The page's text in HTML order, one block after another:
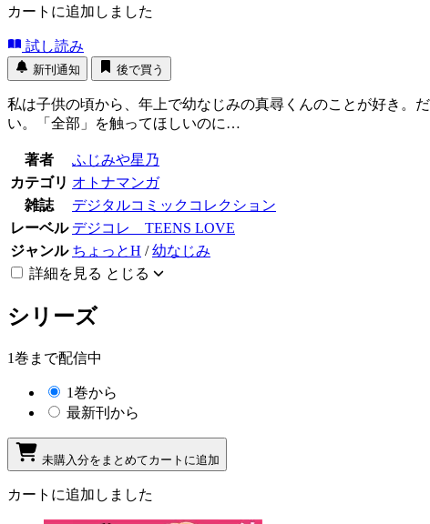
カートに追加しました
試し読み
新刊通知 後で買う
私は子供の頃から、年上で幼なじみの真尋くんのことが好き。
い。「全部」を触ってほしいのに…
著者
ふじみや星乃
カテゴリ オトナマンガ
雑誌
デジタルコミックコレクション
レーベル デジコレ TEENS LOVE
ジャンル ちょっとH /幼なじみ
詳細を見る とじる
シリーズ
1巻まで配信中
1巻から
最新刊から
未購入分をまとめてカートに追加
カートに追加しました